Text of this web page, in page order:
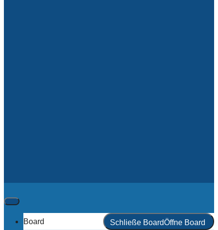
Board Schließe BoardÖffne Board